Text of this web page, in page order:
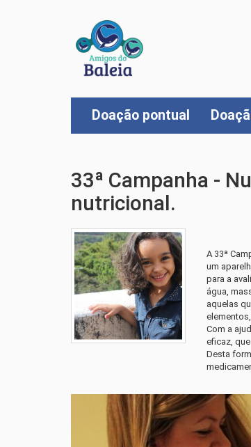
Doação pontual
33ª Campanha -
nutricional.
A 33ª
um
para a
água,
aquelas
Com a
eficaz,
Desta